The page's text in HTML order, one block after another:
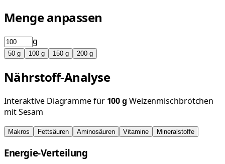
Menge anpassen
g
50 g 100 g 150 g 200 g
Nährstoff-Analyse
Interaktive Diagramme für 100g Weizenmischbrötchen
mit Sesam
Makros Fettsäuren Aminosäuren Vitamine Mineralstoffe
Energie-Verteilung